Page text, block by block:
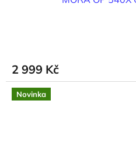
2 999 Kč
Novinka